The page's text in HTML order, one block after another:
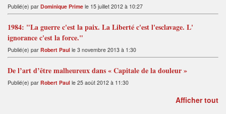
Publié(e) par Dominique Prime le 15 juillet 2012 à 10:27
1984: "La guerre c'est la paix. La Liberté c'est l'esclavage. L'
ignorance c'est la force."
Publié(e) par Robert Paul le 3 novembre 2013 à 1:30
De l’art d’être malheureux dans « Capitale de la douleur »
Publié(e) par Robert Paul le 25 août 2012 à 11:30
Afficher tout